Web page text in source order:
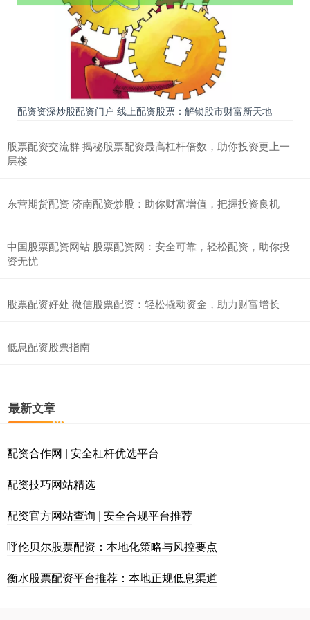
配资资深炒股配资门户 线上配资股票：解锁股市财富新天地
股票配资交流群 揭秘股票配资最高杠杆倍数，助你投资更上一
层楼
东营期货配资 济南配资炒股：助你财富增值，把握投资良机
中国股票配资网站 股票配资网：安全可靠，轻松配资，助你投
资无忧
股票配资好处 微信股票配资：轻松撬动资金，助力财富增长
低息配资股票指南
最新文章
配资合作网 | 安全杠杆优选平台
配资技巧网站精选
配资官方网站查询 | 安全合规平台推荐
呼伦贝尔股票配资：本地化策略与风控要点
衡水股票配资平台推荐：本地正规低息渠道